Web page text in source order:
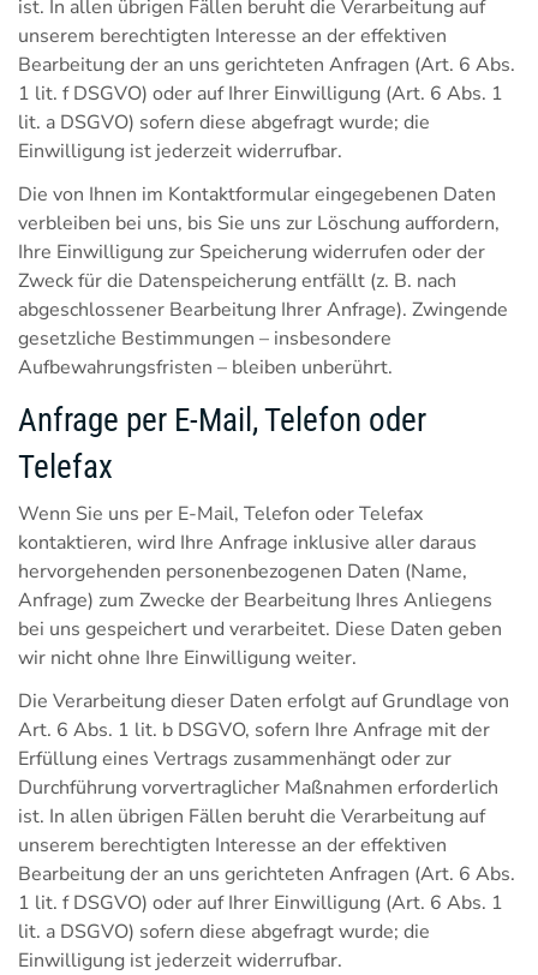
ist. In allen übrigen Fällen beruht die Verarbeitung auf
unserem berechtigten Interesse an der effektiven
Bearbeitung der an uns gerichteten Anfragen (Art. 6 Abs.
1 lit. f DSGVO) oder auf Ihrer Einwilligung (Art. 6 Abs. 1
lit. a DSGVO) sofern diese abgefragt wurde; die
Einwilligung ist jederzeit widerrufbar.
Die von Ihnen im Kontaktformular eingegebenen Daten
verbleiben bei uns, bis Sie uns zur Löschung auffordern,
Ihre Einwilligung zur Speicherung widerrufen oder der
Zweck für die Datenspeicherung entfällt (z. B. nach
abgeschlossener Bearbeitung Ihrer Anfrage). Zwingende
gesetzliche Bestimmungen – insbesondere
Aufbewahrungsfristen – bleiben unberührt.
Anfrage per E-Mail, Telefon oder
Telefax
Wenn Sie uns per E-Mail, Telefon oder Telefax
kontaktieren, wird Ihre Anfrage inklusive aller daraus
hervorgehenden personenbezogenen Daten (Name,
Anfrage) zum Zwecke der Bearbeitung Ihres Anliegens
bei uns gespeichert und verarbeitet. Diese Daten geben
wir nicht ohne Ihre Einwilligung weiter.
Die Verarbeitung dieser Daten erfolgt auf Grundlage von
Art. 6 Abs. 1 lit. b DSGVO, sofern Ihre Anfrage mit der
Erfüllung eines Vertrags zusammenhängt oder zur
Durchführung vorvertraglicher Maßnahmen erforderlich
ist. In allen übrigen Fällen beruht die Verarbeitung auf
unserem berechtigten Interesse an der effektiven
Bearbeitung der an uns gerichteten Anfragen (Art. 6 Abs.
1 lit. f DSGVO) oder auf Ihrer Einwilligung (Art. 6 Abs. 1
lit. a DSGVO) sofern diese abgefragt wurde; die
Einwilligung ist jederzeit widerrufbar.